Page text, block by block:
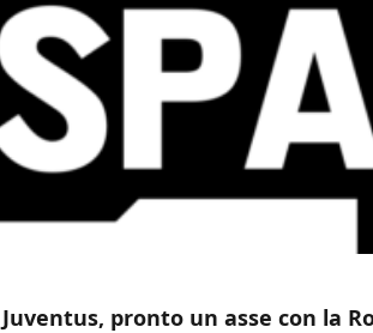
pronto un asse con la